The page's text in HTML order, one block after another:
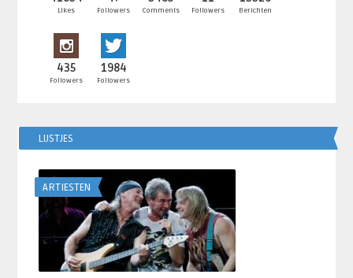
Likes Followers Comments Followers Berichten
435
Followers
1984
Followers
LIJSTJES
ARTIESTEN